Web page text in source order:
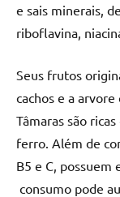
e sais minerais,
riboflavina,
Seus frutos
cachos e a
Tâmaras são
ferro. Além de
B5 e C,
consumo pode